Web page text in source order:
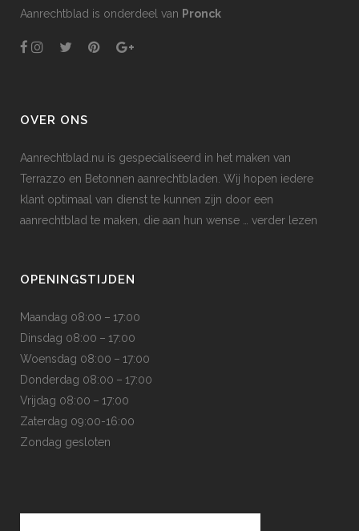
Aanrechtblad is onderdeel van Pronck
OVER ONS
Aanrechtblad.nu is gespecialiseerd in het maken van
Terrazzo en Betonnen aanrechtbladen. Wij hopen iedere
klant optimaal van dienst te kunnen zijn door een
aanrechtblad te maken, die aan hun wense … verder lezen
OPENINGSTIJDEN
Maandag 08:00 – 17:00
Dinsdag 08:00 – 17:00
Woensdag 08:00 – 17:00
Donderdag 08:00 – 17:00
Vrijdag 08:00 – 17:00
Zaterdag 09:00-16:00
Zondag gesloten